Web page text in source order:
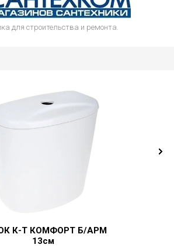
для строительства и ремонта.
К-Т КОМФОРТ Б/АРМ
13см